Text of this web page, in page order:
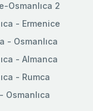
Osmanlıca 2
- Ermenice
- Osmanlıca
- Almanca
- Rumca
Osmanlıca